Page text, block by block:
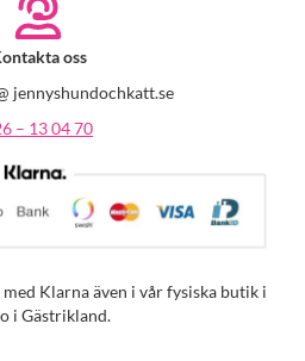
oss
jennyshundochkatt.se
– 13 04 70
Klarna även i vår fysiska butik i
i Gästrikland.